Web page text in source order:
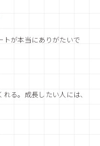
が本当にありがたいで
る。成長したい人には、